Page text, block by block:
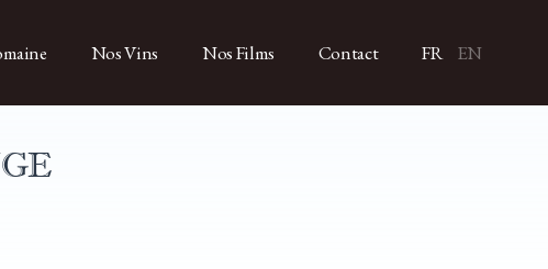
Nos Vins Nos Films Contact FR EN